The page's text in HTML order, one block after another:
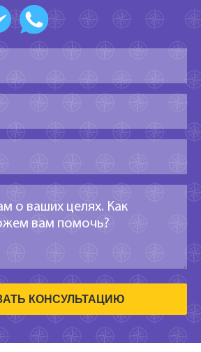
КОНСУЛЬТАЦИЮ